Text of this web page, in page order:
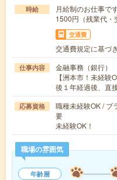
時給
月給制のお仕事
1500円（残業代・
交通費
交通費規定に基づ
仕事内容
金融事務（銀行）
【洲本市！未経
後１年経過後、直
応募資格
職種未経験OK / ブ
要
未経験OK！
職場の雰囲気
年齢層